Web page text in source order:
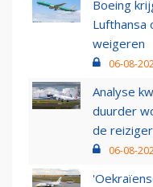
Boeing
Lufthansa
weigeren
06-08-
Analyse
duurder
de reiziger
06-08-